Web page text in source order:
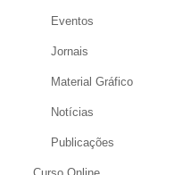
Eventos
Jornais
Material Gráfico
Notícias
Publicações